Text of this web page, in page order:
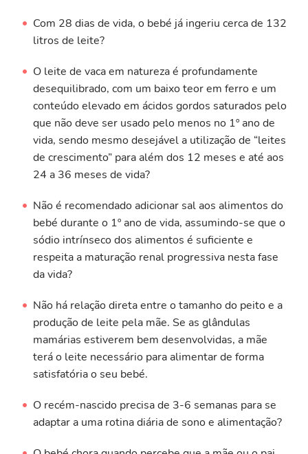
Com 28 dias de vida, o bebé já ingeriu cerca de 132
litros de leite?
O leite de vaca em natureza é profundamente
desequilibrado, com um baixo teor em ferro e um
conteúdo elevado em ácidos gordos saturados pelo
que não deve ser usado pelo menos no 1º ano de
vida, sendo mesmo desejável a utilização de “leites
de crescimento” para além dos 12 meses e até aos
24 a 36 meses de vida?
Não é recomendado adicionar sal aos alimentos do
bebé durante o 1º ano de vida, assumindo-se que o
sódio intrínseco dos alimentos é suficiente e
respeita a maturação renal progressiva nesta fase
da vida?
Não há relação direta entre o tamanho do peito e a
produção de leite pela mãe. Se as glândulas
mamárias estiverem bem desenvolvidas, a mãe
terá o leite necessário para alimentar de forma
satisfatória o seu bebé.
O recém-nascido precisa de 3-6 semanas para se
adaptar a uma rotina diária de sono e alimentação?